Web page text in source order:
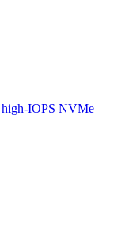
IOPS NVMe